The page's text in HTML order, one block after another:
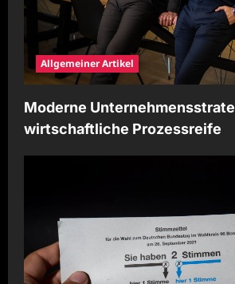
Allgemeiner Artikel
Moderne
wirtschaftliche Prozessreife